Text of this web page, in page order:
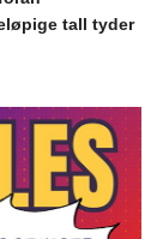
tall tyder